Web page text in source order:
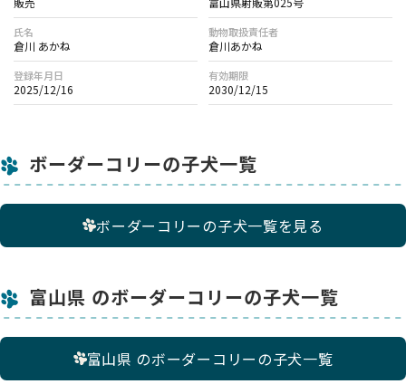
氏名
倉川 あかね
動物取扱責任者
倉川あかね
登録年月日
2025/12/16
有効期限
2030/12/15
ボーダーコリーの子犬一覧
ボーダーコリーの子犬一覧を見る
富山県 のボーダーコリーの子犬一覧
富山県 のボーダーコリーの子犬一覧